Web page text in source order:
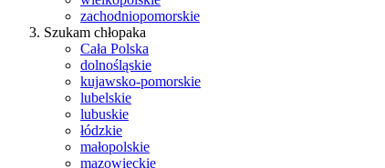
zachodniopomorskie
Szukam chłopaka
Cała Polska
dolnośląskie
kujawsko-pomorskie
lubelskie
lubuskie
łódzkie
małopolskie
mazowieckie